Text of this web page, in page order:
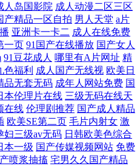
人岛国影院 成人动漫二区三区
产精品一区自拍 男人天堂 a片
亚洲卡一卡二 成人在线免费
一页 91国产在线播放 国产女人
91豆花成人 哪里有A片网址 精
色福利 成人国产无线视 欧美日
品无套无码 成年人网站免费 国
本伦理片在线 三级无码在线天
在线 伦理剧推荐 国产成人精品
欧美SE第二页 毛片内射女 激
妇三级av无码 日韩欧美色综合
本一级 国产传媒视频网站 免费
喷浆抽搐 宅男久久国产精品